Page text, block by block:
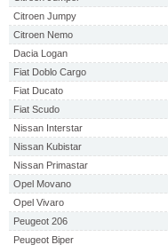
Citroen Jumpy
Citroen Nemo
Dacia Logan
Fiat Doblo Cargo
Fiat Ducato
Fiat Scudo
Nissan Interstar
Nissan Kubistar
Nissan Primastar
Opel Movano
Opel Vivaro
Peugeot 206
Peugeot Biper